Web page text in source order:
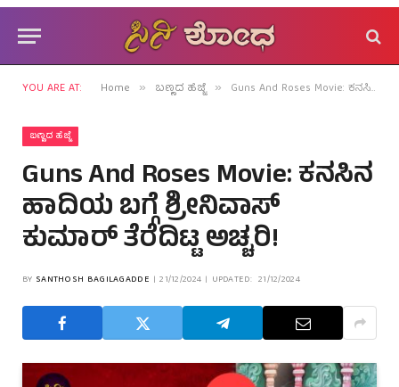
YOU ARE AT: Home » ಬಣ್ಣದ ಹೆಜ್ಜೆ » Guns And Roses Movie: ಕನಸಿನ ಹಾದಿಯ ಬಗ್ಗೆ ಶ್ರೀನಿವಾಸ್ ಕುಮಾರ್ ತೆರೆದಿಟ್ಟ ಅಚ್ಚರಿ!
ಬಣ್ಣದ ಹೆಜ್ಜೆ
Guns And Roses Movie: ಕನಸಿನ
ಹಾದಿಯ ಬಗ್ಗೆ ಶ್ರೀನಿವಾಸ್
ಕುಮಾರ್ ತೆರೆದಿಟ್ಟ ಅಚ್ಚರಿ!
BY SANTHOSH BAGILAGADDE 21/12/2024 UPDATED: 21/12/2024